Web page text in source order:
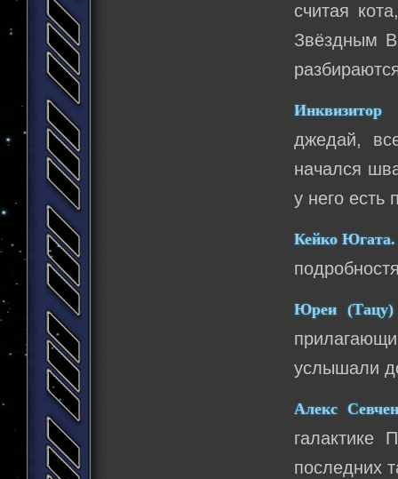
считая
Звёздным
Инквизитор
джедай,
начался
у него есть
Кейко Югата.
Юреи (Тацу)
услышали
Алекс
галактике
последних